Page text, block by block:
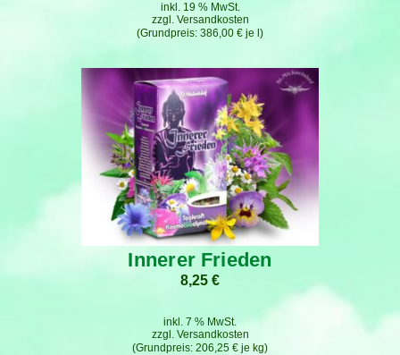
386,00 € je
inkl. 19 % MwSt.
zzgl. Versandkosten
Innerer Frieden
8,25 €
206,25 € je kg
inkl. 7 % MwSt.
zzgl. Versandkosten